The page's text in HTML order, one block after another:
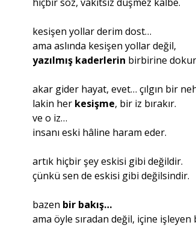
kesişen yollar derim dost…
ama aslında kesişen yollar değil,
yazılmış kaderlerin birbirine
akar gider hayat, evet… çılgın bir
lakin her kesişme, bir iz bırakır.
ve o iz…
insanı eski hâline haram eder.
artık hiçbir şey eskisi gibi değildir.
çünkü sen de eskisi gibi değilsindir.
bazen bir bakış…
ama öyle sıradan değil, içine